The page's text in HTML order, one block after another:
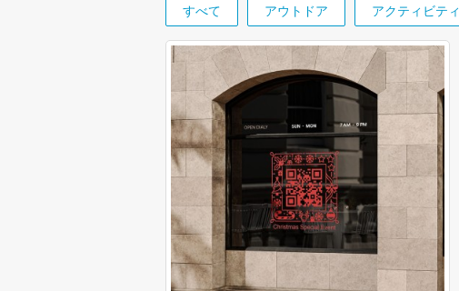
すべて アウトドア アクティビティ